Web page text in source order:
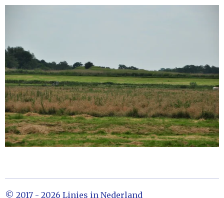
© 2017 - 2026 Linies in Nederland